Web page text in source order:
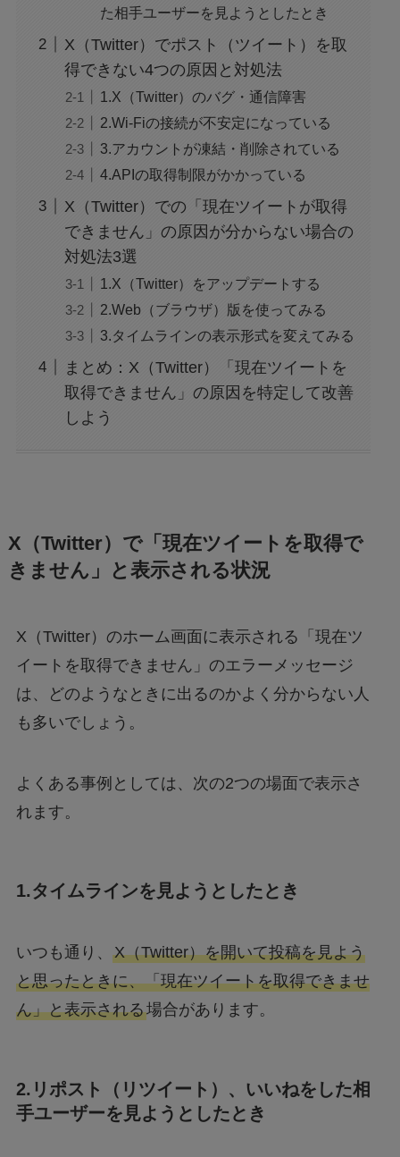
た相手ユーザーを見ようとしたとき
X（Twitter）でポスト（ツイート）を取
得できない4つの原因と対処法
1.X（Twitter）のバグ・通信障害
2.Wi-Fiの接続が不安定になっている
3.アカウントが凍結・削除されている
4.APIの取得制限がかかっている
X（Twitter）での「現在ツイートが取得
できません」の原因が分からない場合の
対処法3選
1.X（Twitter）をアップデートする
2.Web（ブラウザ）版を使ってみる
3.タイムラインの表示形式を変えてみる
まとめ：X（Twitter）「現在ツイートを
取得できません」の原因を特定して改善
しよう
X（Twitter）で「現在ツイートを取得で
きません」と表示される状況
X（Twitter）のホーム画面に表示される「現在ツ
イートを取得できません」のエラーメッセージ
は、どのようなときに出るのかよく分からない人
も多いでしょう。
よくある事例としては、次の2つの場面で表示さ
れます。
1.タイムラインを見ようとしたとき
いつも通り、 X（Twitter）を開いて投稿を見よう
と思ったときに、「現在ツイートを取得できませ
ん」と表示される場合があります。
2.リポスト（リツイート）、いいねをした相
手ユーザーを見ようとしたとき